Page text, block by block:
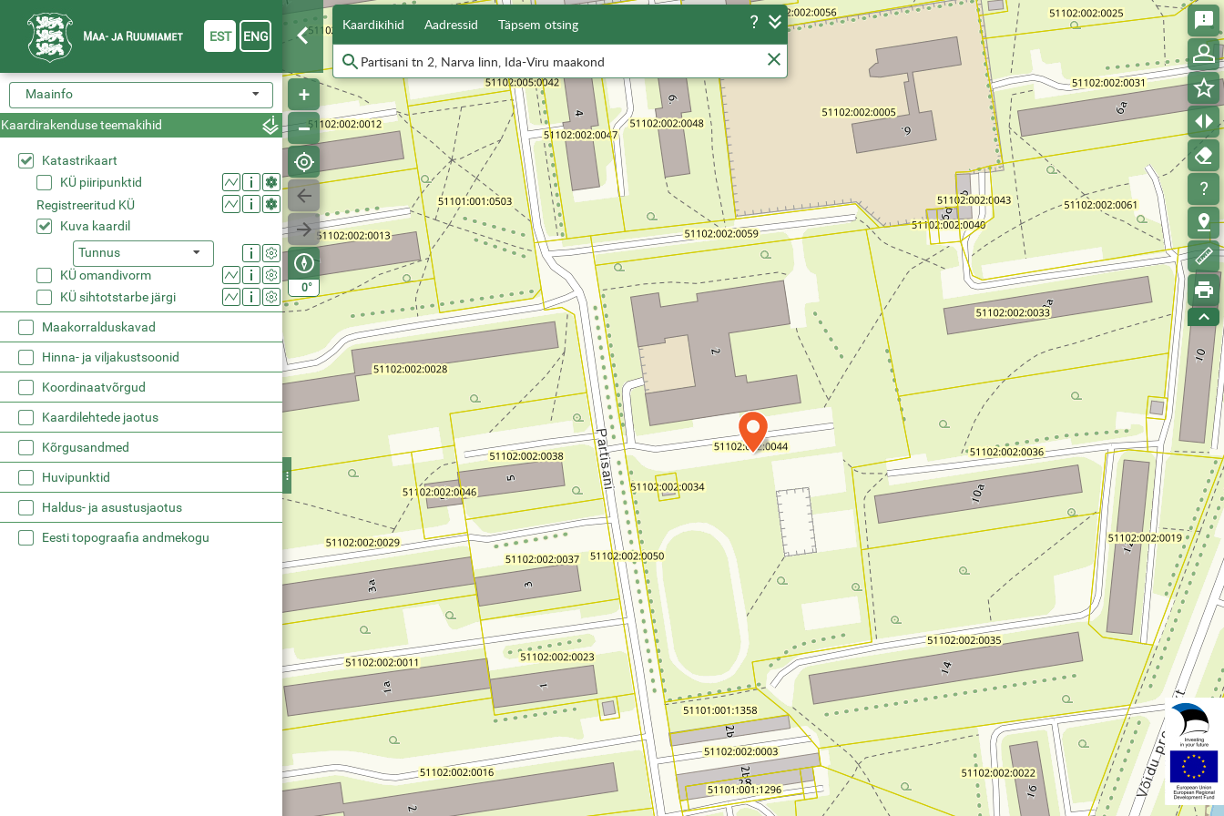
0°
Kaardikihid Aadressid Täpsem otsing
Maainfo
Kaardirakenduse teemakihid
Katastrikaart
KÜ piiripunktid
Registreeritud KÜ
Kuva kaardil
Tunnus
KÜ omandivorm
KÜ sihtotstarbe järgi
Maakorralduskavad
Hinna- ja viljakustsoonid
Koordinaatvõrgud
Kaardilehtede jaotus
Kõrgusandmed
Huvipunktid
Haldus- ja asustusjaotus
Eesti topograafia andmekogu
EST ENG